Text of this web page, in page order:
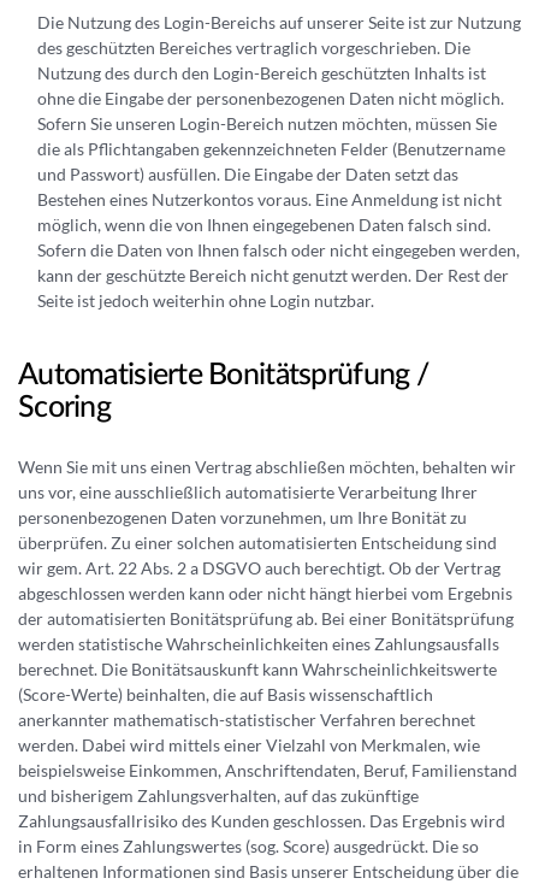
Die Nutzung des Login-Bereichs auf unserer Seite ist zur Nutzung
des geschützten Bereiches vertraglich vorgeschrieben. Die
Nutzung des durch den Login-Bereich geschützten Inhalts ist
ohne die Eingabe der personenbezogenen Daten nicht möglich.
Sofern Sie unseren Login-Bereich nutzen möchten, müssen Sie
die als Pflichtangaben gekennzeichneten Felder (Benutzername
und Passwort) ausfüllen. Die Eingabe der Daten setzt das
Bestehen eines Nutzerkontos voraus. Eine Anmeldung ist nicht
möglich, wenn die von Ihnen eingegebenen Daten falsch sind.
Sofern die Daten von Ihnen falsch oder nicht eingegeben werden,
kann der geschützte Bereich nicht genutzt werden. Der Rest der
Seite ist jedoch weiterhin ohne Login nutzbar.
Automatisierte Bonitätsprüfung /
Scoring
Wenn Sie mit uns einen Vertrag abschließen möchten, behalten wir
uns vor, eine ausschließlich automatisierte Verarbeitung Ihrer
personenbezogenen Daten vorzunehmen, um Ihre Bonität zu
überprüfen. Zu einer solchen automatisierten Entscheidung sind
wir gem. Art. 22 Abs. 2 a DSGVO auch berechtigt. Ob der Vertrag
abgeschlossen werden kann oder nicht hängt hierbei vom Ergebnis
der automatisierten Bonitätsprüfung ab. Bei einer Bonitätsprüfung
werden statistische Wahrscheinlichkeiten eines Zahlungsausfalls
berechnet. Die Bonitätsauskunft kann Wahrscheinlichkeitswerte
(Score-Werte) beinhalten, die auf Basis wissenschaftlich
anerkannter mathematisch-statistischer Verfahren berechnet
werden. Dabei wird mittels einer Vielzahl von Merkmalen, wie
beispielsweise Einkommen, Anschriftendaten, Beruf, Familienstand
und bisherigem Zahlungsverhalten, auf das zukünftige
Zahlungsausfallrisiko des Kunden geschlossen. Das Ergebnis wird
in Form eines Zahlungswertes (sog. Score) ausgedrückt. Die so
erhaltenen Informationen sind Basis unserer Entscheidung über die